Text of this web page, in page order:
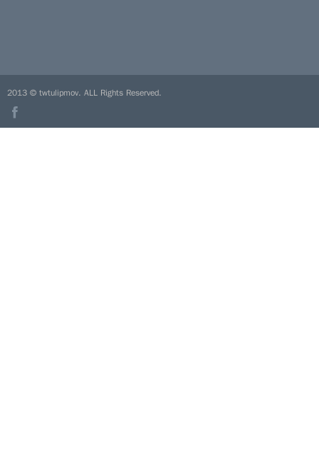
2013 © twtulipmov. ALL Rights Reserved.